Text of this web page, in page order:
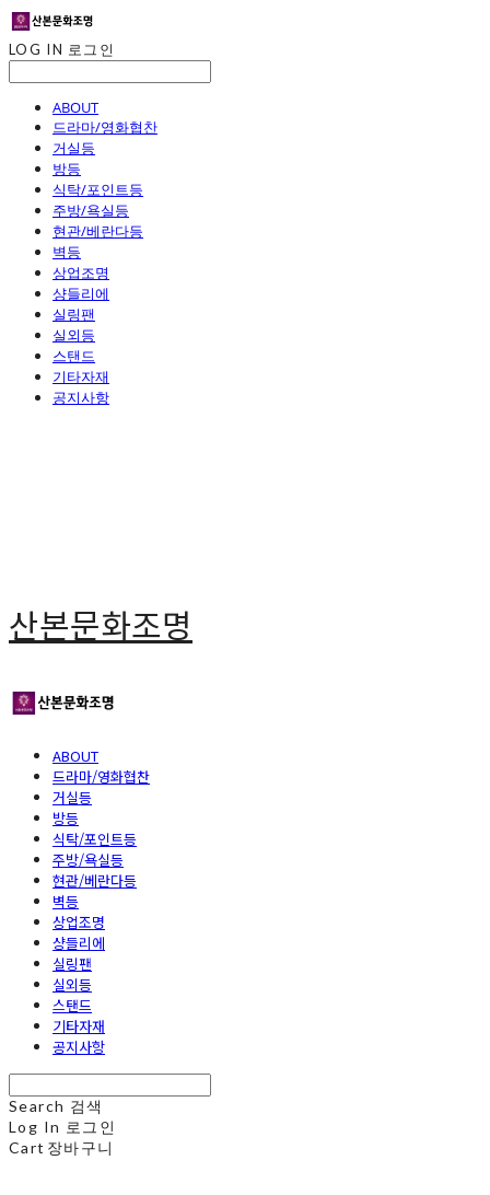
LOG IN 로그인
ABOUT
드라마/영화협찬
거실등
방등
식탁/포인트등
주방/욕실등
현관/베란다등
벽등
상업조명
샹들리에
실링팬
실외등
스탠드
기타자재
공지사항
산본문화조명
ABOUT
드라마/영화협찬
거실등
방등
식탁/포인트등
주방/욕실등
현관/베란다등
벽등
상업조명
샹들리에
실링팬
실외등
스탠드
기타자재
공지사항
Search 검색
Log In 로그인
Cart 장바구니